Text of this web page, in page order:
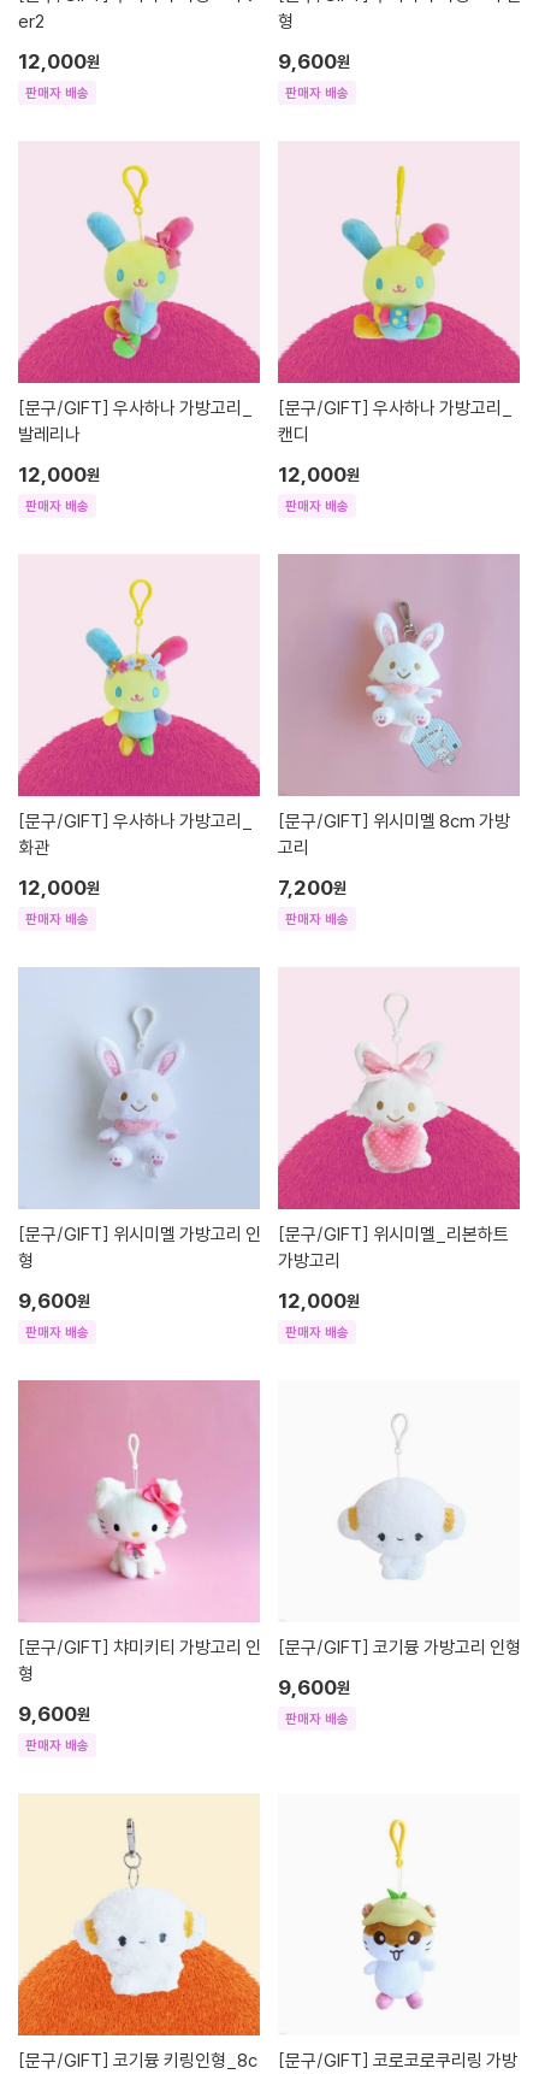
er2
12,000원
판매자 배송
형
9,600원
판매자 배송
[문구/GIFT]
발레리나
12,000원
판매자 배송
[문구/GIFT]
캔디
12,000원
판매자 배송
[문구/GIFT]
화관
12,000원
판매자 배송
[문구/GIFT]
고리
7,200원
판매자 배송
[문구/GIFT]
형
9,600원
판매자 배송
[문구/GIFT]
가방고리
12,000원
판매자 배송
[문구/GIFT]
형
9,600원
판매자 배송
[문구/GIFT] 코기뮹 가방고리 인형
9,600원
판매자 배송
[문구/GIFT] [문구/GIFT]